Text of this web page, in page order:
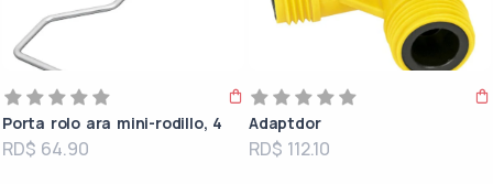
Porta rolo ara mini-rodillo, 4
RD$ 64.90
Adaptdor
RD$ 112.10